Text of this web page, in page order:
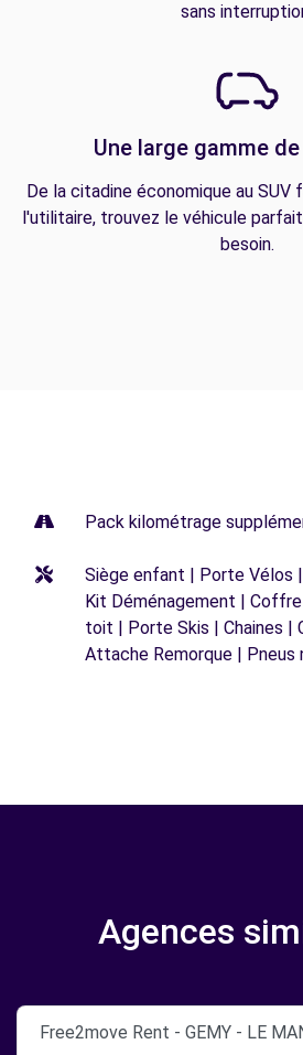
sans
Une large gamme
De la citadine économique au SUV
l'utilitaire, trouvez le véhicule
besoin.
Pack kilométrage
Siège enfant | Porte Vélos
Kit Déménagement |
toit | Porte Skis | Chaines |
Attache Remorque | Pneus
Agences
Free2move Rent - GEMY - LE